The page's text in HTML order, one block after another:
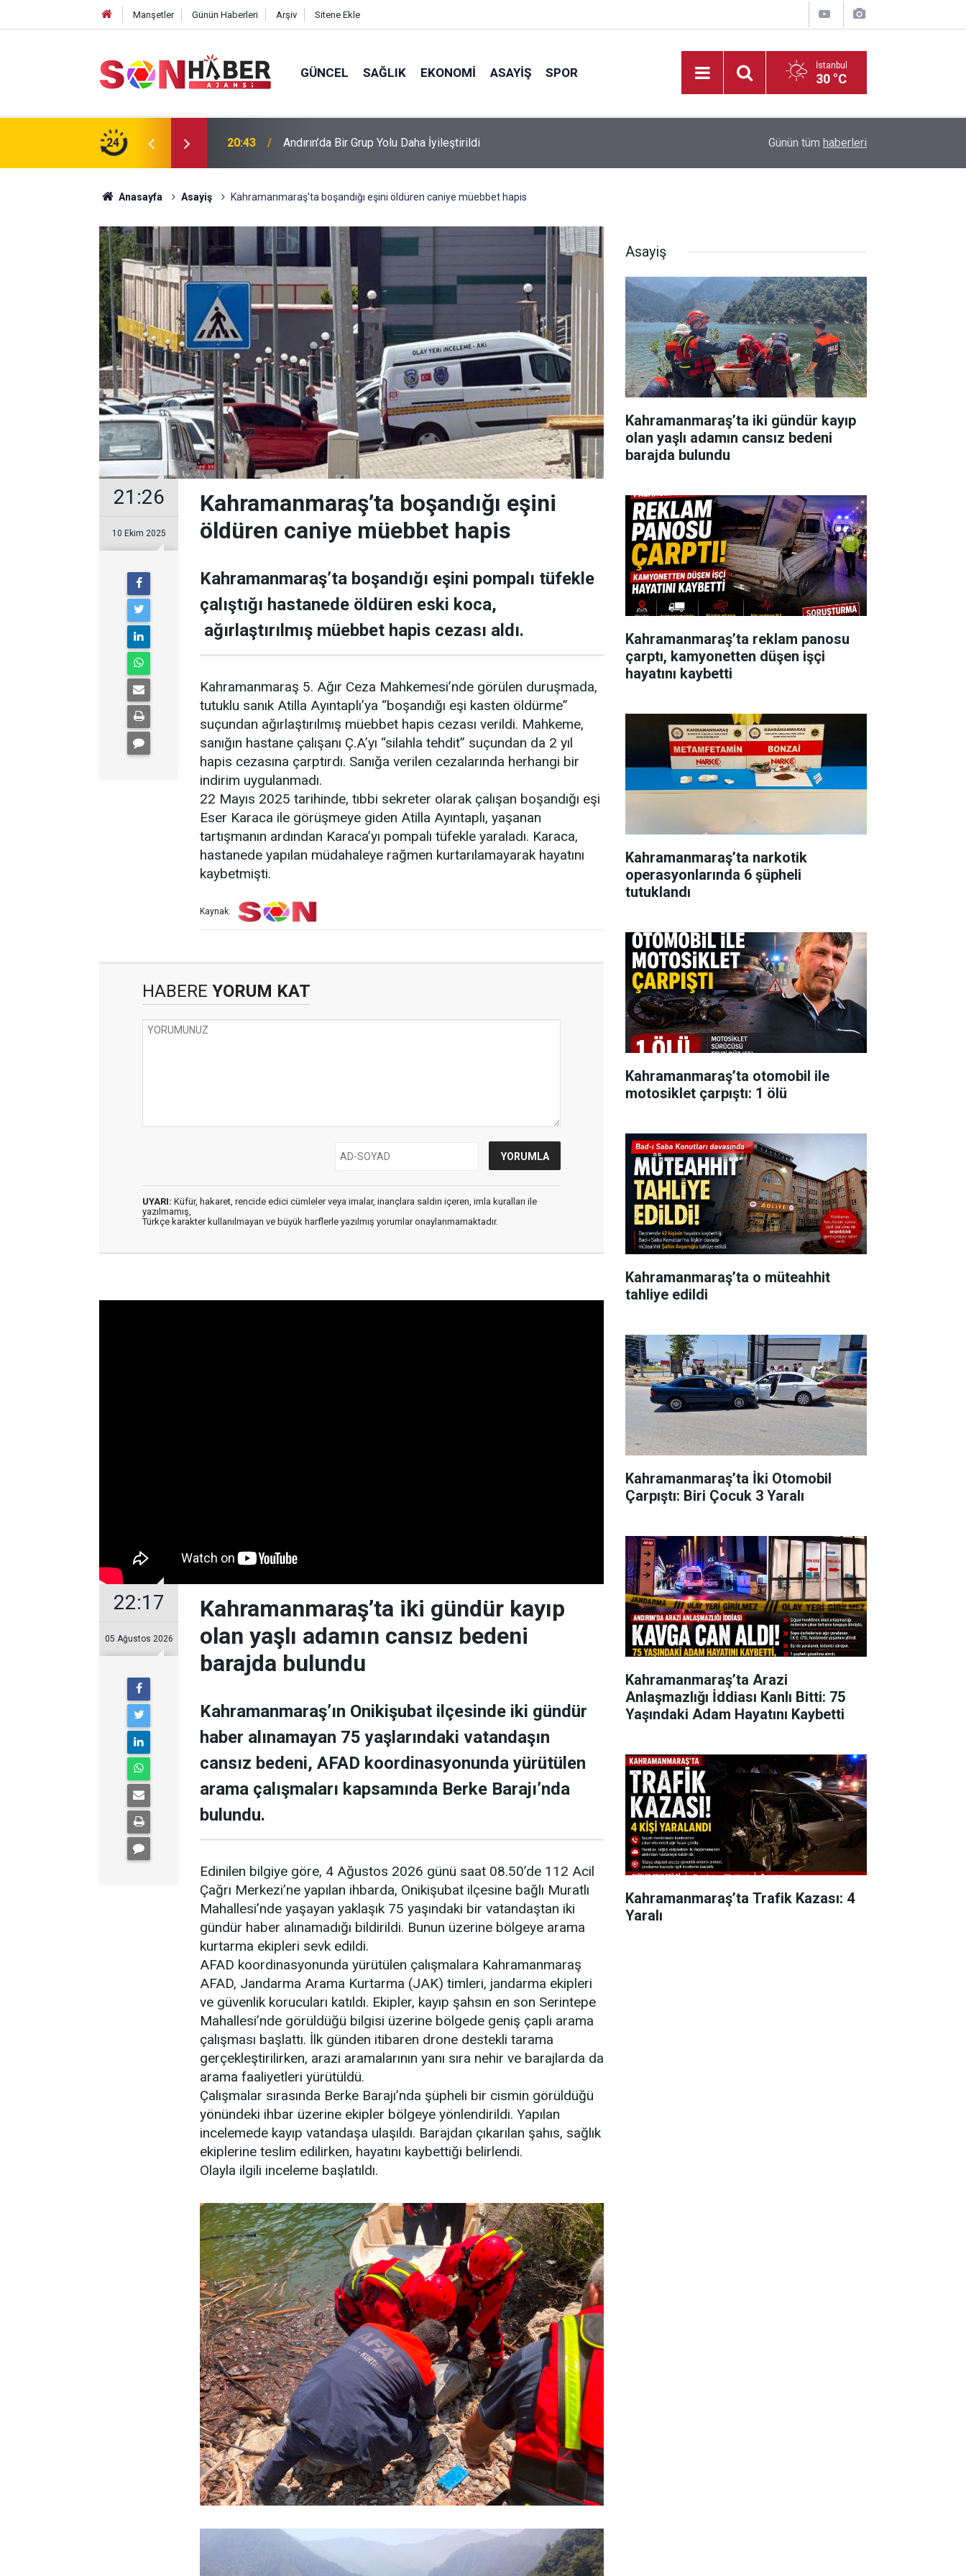
Manşetler Günün Haberleri Arşiv Sitene Ekle
GÜNCEL SAĞLIK EKONOMI ASAYIŞ SPOR İstanbul
30 °C
24
olan yaşlı adamın cansız bedeni barajda
20:43 Andırın’da Bir Grup Yolu Daha İyileştirildi Madrigal, Perşembe Günü KAFUM’da Sahne
Günün tüm haberleri
Anasayfa Asayiş Kahramanmaraş’ta boşandığı eşini öldüren caniye müebbet hapis
21:26
10 Ekim 2025
Kahramanmaraş’ta boşandığı eşini
öldüren caniye müebbet hapis
Kahramanmaraş’ta boşandığı eşini pompalı tüfekle
çalıştığı hastanede öldüren eski koca,
ağırlaştırılmış müebbet hapis cezası aldı.
Kahramanmaraş 5. Ağır Ceza Mahkemesi’nde görülen duruşmada,
tutuklu sanık Atilla Ayıntaplı’ya “boşandığı eşi kasten öldürme”
suçundan ağırlaştırılmış müebbet hapis cezası verildi. Mahkeme,
sanığın hastane çalışanı Ç.A’yı “silahla tehdit” suçundan da 2 yıl
hapis cezasına çarptırdı. Sanığa verilen cezalarında herhangi bir
indirim uygulanmadı.
22 Mayıs 2025 tarihinde, tıbbi sekreter olarak çalışan boşandığı eşi
Eser Karaca ile görüşmeye giden Atilla Ayıntaplı, yaşanan
tartışmanın ardından Karaca’yı pompalı tüfekle yaraladı. Karaca,
hastanede yapılan müdahaleye rağmen kurtarılamayarak hayatını
kaybetmişti.
Kaynak:
HABERE YORUM KAT
UYARI: Küfür, hakaret, rencide edici cümleler veya imalar, inançlara saldırı içeren, imla kuralları ile
yazılmamış,
Türkçe karakter kullanılmayan ve büyük harflerle yazılmış yorumlar onaylanmamaktadır.
22:17
05 Ağustos 2026
Kahramanmaraş’ta iki gündür kayıp
olan yaşlı adamın cansız bedeni
barajda bulundu
Kahramanmaraş’ın Onikişubat ilçesinde iki gündür
haber alınamayan 75 yaşlarındaki vatandaşın
cansız bedeni, AFAD koordinasyonunda yürütülen
arama çalışmaları kapsamında Berke Barajı’nda
bulundu.
Edinilen bilgiye göre, 4 Ağustos 2026 günü saat 08.50’de 112 Acil
Çağrı Merkezi’ne yapılan ihbarda, Onikişubat ilçesine bağlı Muratlı
Mahallesi’nde yaşayan yaklaşık 75 yaşındaki bir vatandaştan iki
gündür haber alınamadığı bildirildi. Bunun üzerine bölgeye arama
kurtarma ekipleri sevk edildi.
AFAD koordinasyonunda yürütülen çalışmalara Kahramanmaraş
AFAD, Jandarma Arama Kurtarma (JAK) timleri, jandarma ekipleri
ve güvenlik korucuları katıldı. Ekipler, kayıp şahsın en son Serintepe
Mahallesi’nde görüldüğü bilgisi üzerine bölgede geniş çaplı arama
çalışması başlattı. İlk günden itibaren drone destekli tarama
gerçekleştirilirken, arazi aramalarının yanı sıra nehir ve barajlarda da
arama faaliyetleri yürütüldü.
Çalışmalar sırasında Berke Barajı’nda şüpheli bir cismin görüldüğü
yönündeki ihbar üzerine ekipler bölgeye yönlendirildi. Yapılan
incelemede kayıp vatandaşa ulaşıldı. Barajdan çıkarılan şahıs, sağlık
ekiplerine teslim edilirken, hayatını kaybettiği belirlendi.
Olayla ilgili inceleme başlatıldı.
Asayiş
Kahramanmaraş’ta iki gündür kayıp
olan yaşlı adamın cansız bedeni
barajda bulundu
Kahramanmaraş’ta reklam panosu
çarptı, kamyonetten düşen işçi
hayatını kaybetti
Kahramanmaraş’ta narkotik
operasyonlarında 6 şüpheli
tutuklandı
Kahramanmaraş’ta otomobil ile
motosiklet çarpıştı: 1 ölü
Kahramanmaraş’ta o müteahhit
tahliye edildi
Kahramanmaraş’ta İki Otomobil
Çarpıştı: Biri Çocuk 3 Yaralı
Kahramanmaraş’ta Arazi
Anlaşmazlığı İddiası Kanlı Bitti: 75
Yaşındaki Adam Hayatını Kaybetti
Kahramanmaraş’ta Trafik Kazası: 4
Yaralı